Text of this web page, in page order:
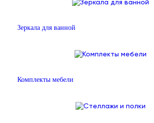
Зеркала для ванной
Комплекты мебели